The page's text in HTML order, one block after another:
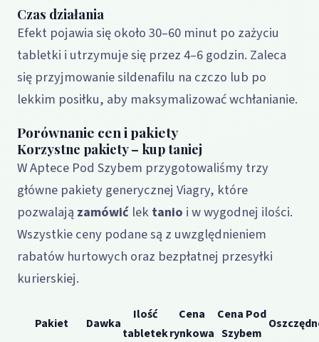
Czas działania
Efekt pojawia się około 30–60 minut po zażyciu
tabletki i utrzymuje się przez 4–6 godzin. Zaleca
się przyjmowanie sildenafilu na czczo lub po
lekkim posiłku, aby maksymalizować wchłanianie.
Porównanie cen i pakiety
Korzystne pakiety – kup taniej
W Aptece Pod Szybem przygotowaliśmy trzy
główne pakiety generycznej Viagry, które
pozwalają zamówić lektanio i w wygodnej ilości.
Wszystkie ceny podane są z uwzględnieniem
rabatów hurtowych oraz bezpłatnej przesyłki
kurierskiej.
Pakiet Dawka
Ilość
tabletek
Cena
rynkowa
Cena Pod
Szybem